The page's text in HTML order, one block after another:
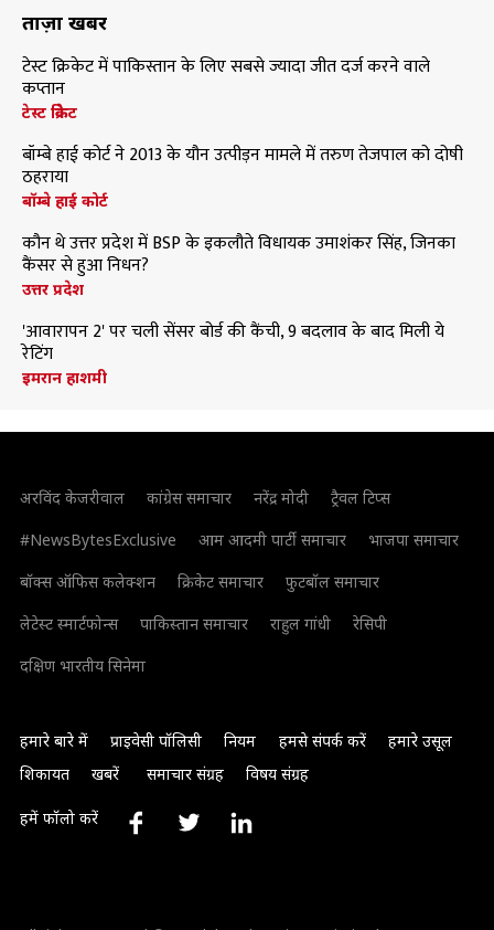
ताज़ा खबरें
टेस्ट क्रिकेट में पाकिस्तान के लिए सबसे ज्यादा जीत दर्ज करने वाले
कप्तान
टेस्ट क्रिकेट
बॉम्बे हाई कोर्ट ने 2013 के यौन उत्पीड़न मामले में तरुण तेजपाल को दोषी
ठहराया
बॉम्बे हाई कोर्ट
कौन थे उत्तर प्रदेश में BSP के इकलौते विधायक उमाशंकर सिंह, जिनका
कैंसर से हुआ निधन?
उत्तर प्रदेश
'आवारापन 2' पर चली सेंसर बोर्ड की कैंची, 9 बदलाव के बाद मिली ये
रेटिंग
इमरान हाशमी
अरविंद केजरीवाल कांग्रेस समाचार नरेंद्र मोदी
ट्रैवल टिप्स
#NewsBytesExclusive
आम आदमी पार्टी समाचार
भाजपा समाचार
बॉक्स ऑफिस कलेक्शन
क्रिकेट समाचार
फुटबॉल समाचार
लेटेस्ट स्मार्टफोन्स
पाकिस्तान समाचार राहुल गांधी
रेसिपी
दक्षिण भारतीय सिनेमा
हमारे बारे में प्राइवेसी पॉलिसी नियम हमसे संपर्क करें
हमारे उसूल
शिकायत
खबरें समाचार संग्रह विषय संग्रह
हमें फॉलो करें